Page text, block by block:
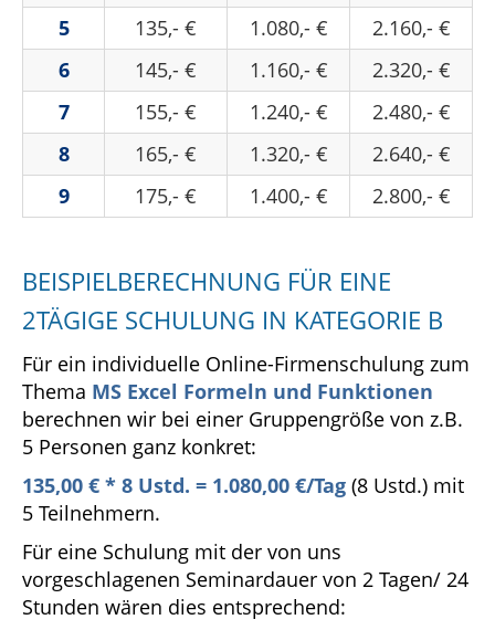
5
135,- € 1.080,- €
2.160,- €
6
145,- € 1.160,- €
2.320,- €
7
155,- € 1.240,- €
2.480,- €
8
165,- € 1.320,- €
2.640,- €
9
175,- € 1.400,- € 2.800,- €
BEISPIELBERECHNUNG FÜR EINE
2TÄGIGE SCHULUNG IN KATEGORIE B
Für ein individuelle Online-Firmenschulung zum
Thema MS Excel Formeln und Funktionen
berechnen wir bei einer Gruppengröße von z.B.
5 Personen ganz konkret:
135,00 € * 8 Ustd. = 1.080,00 €/Tag (8 Ustd.) mit
5 Teilnehmern.
Für eine Schulung mit der von uns
vorgeschlagenen Seminardauer von 2 Tagen/ 24
Stunden wären dies entsprechend: